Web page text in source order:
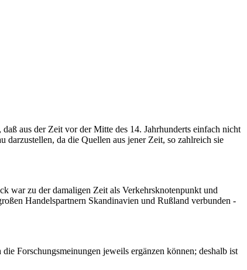
aus der Zeit vor der Mitte des 14. Jahrhunderts einfach nicht
darzustellen, da die Quellen aus jener Zeit, so zahlreich sie
war zu der damaligen Zeit als Verkehrsknotenpunkt und
Handelspartnern Skandinavien und Rußland verbunden -
Forschungsmeinungen jeweils ergänzen können; deshalb ist